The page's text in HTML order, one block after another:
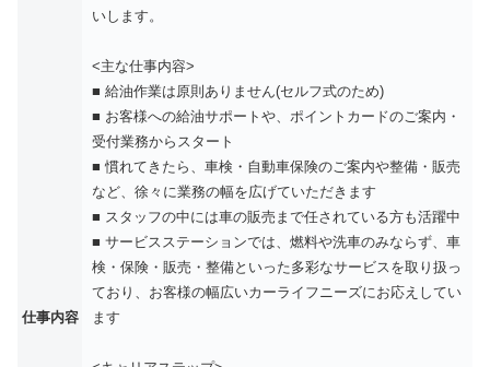
仕事内容
いします。
<主な仕事内容>
■ 給油作業は原則ありません(セルフ式のため)
■ お客様への給油サポートや、ポイントカードのご案内・
受付業務からスタート
■ 慣れてきたら、車検・自動車保険のご案内や整備・販売
など、徐々に業務の幅を広げていただきます
■ スタッフの中には車の販売まで任されている方も活躍中
■ サービスステーションでは、燃料や洗車のみならず、車
検・保険・販売・整備といった多彩なサービスを取り扱っ
ており、お客様の幅広いカーライフニーズにお応えしてい
ます